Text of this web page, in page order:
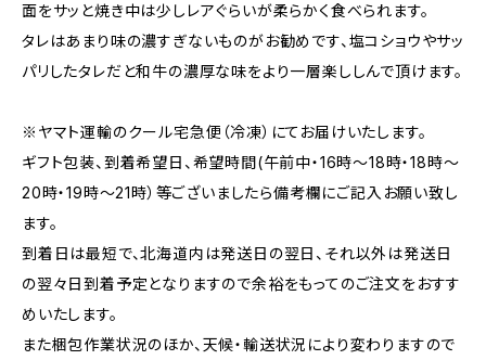
面をサッと焼き中は少しレアぐらいが柔らかく食べられます。
タレはあまり味の濃すぎないものがお勧めです、塩コショウやサッ
パリしたタレだと和牛の濃厚な味をより一層楽ししんで頂けます。
※ヤマト運輸のクール宅急便（冷凍）にてお届けいたします。
ギフト包装、到着希望日、希望時間(午前中・16時～18時・18時～
20時・19時～21時）等ございましたら備考欄にご記入お願い致し
ます。
到着日は最短で、北海道内は発送日の翌日、それ以外は発送日
の翌々日到着予定となりますので余裕をもってのご注文をおすす
めいたします。
また梱包作業状況のほか、天候・輸送状況により変わりますので